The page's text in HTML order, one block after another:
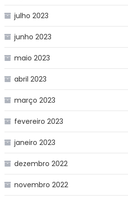
julho 2023
junho 2023
maio 2023
abril 2023
março 2023
fevereiro 2023
janeiro 2023
dezembro 2022
novembro 2022